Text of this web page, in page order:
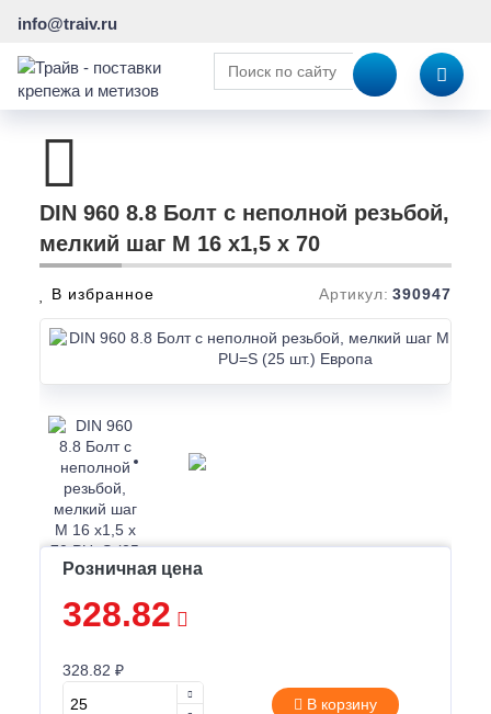
info@traiv.ru
DIN 960 8.8 Болт с неполной резьбой,
мелкий шаг M 16 x1,5 x 70
В избранное Артикул: 390947
Розничная цена
328.82
328.82 ₽
В корзину